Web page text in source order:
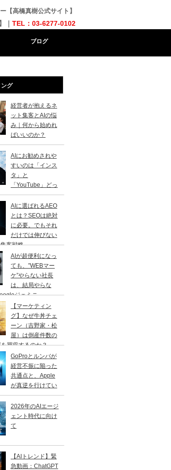
【高橋真樹公式サイト】
｜ TEL：03-6277-0102
ブログ
ング
経営者が抱えるネ
ット集客とAIの悩
み｜何から始めれ
ばいいのか？
AIにお勧めされや
すいのは「インス
タ」と
「YouTube」どっ
AIに選ばれるAEO
とは？SEOは絶対
に必要。でもそれ
だけでは伸びない
客戦略
AIが超便利になっ
ても、”WEBマー
ケ”やらない社長
は、結局やらな
ジェミニ
【マーケティン
グ】なぜ牛丼チェ
ーン（吉野家・松
屋）は倒産件数の
買収するのか？
GoProとルンバが
経営不振に陥った
共通点と、Apple
が真逆を行けてい
2026年のAIエージ
ェント時代に向け
て
【AIトレンド】緊
急動画：ChatGPT